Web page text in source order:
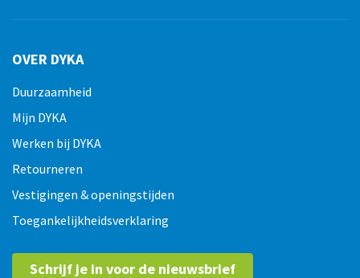
OVER DYKA
Duurzaamheid
Mijn DYKA
Werken bij DYKA
Retourneren
Vestigingen & openingstijden
Toegankelijkheidsverklaring
Schrijf je in voor de nieuwsbrief